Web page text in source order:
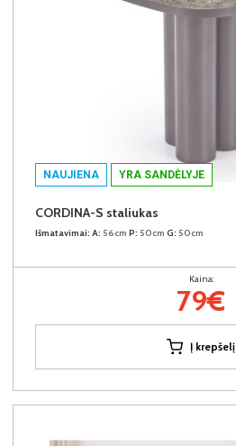
NAUJIENA YRA SANDĖLYJE
CORDINA-S staliukas
Išmatavimai: A: 56cm P: 50cm G: 50cm
Kaina:
79€
Į krepšelį